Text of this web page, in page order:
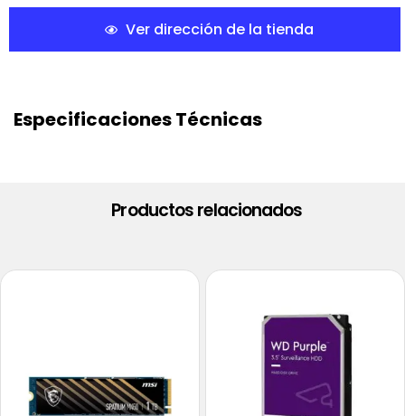
Ver dirección de la tienda
Especificaciones Técnicas
Productos relacionados